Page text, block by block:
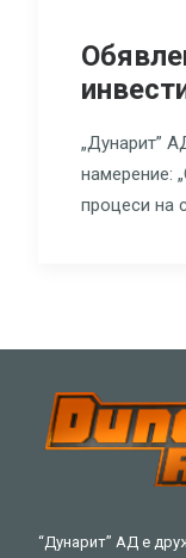
„Дунарит”
намерение:
процеси на
“Дунарит” АД е